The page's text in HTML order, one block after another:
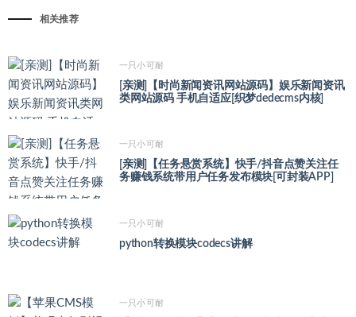
相关推荐
一只小可耐
[亲测]【时尚新闻资讯网站源码】娱乐新闻资讯
类网站源码 手机自适应[织梦dedecms内核]
一只小可耐
[亲测]【任务悬赏系统】快手/抖音点赞关注任
务赚钱系统带用户任务发布模块[可封装APP]
一只小可耐
python转换模块codecs讲解
一只小可耐